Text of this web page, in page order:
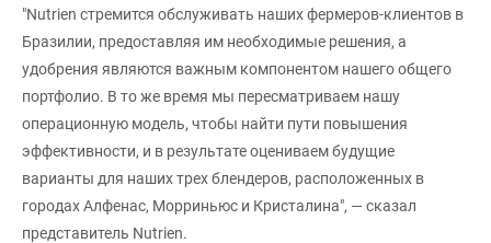
"Nutrien стремится обслуживать наших фермеров-клиентов в
Бразилии, предоставляя им необходимые решения, а
удобрения являются важным компонентом нашего общего
портфолио. В то же время мы пересматриваем нашу
операционную модель, чтобы найти пути повышения
эффективности, и в результате оцениваем будущие
варианты для наших трех блендеров, расположенных в
городах Алфенас, Морриньюс и Кристалина", — сказал
представитель Nutrien.